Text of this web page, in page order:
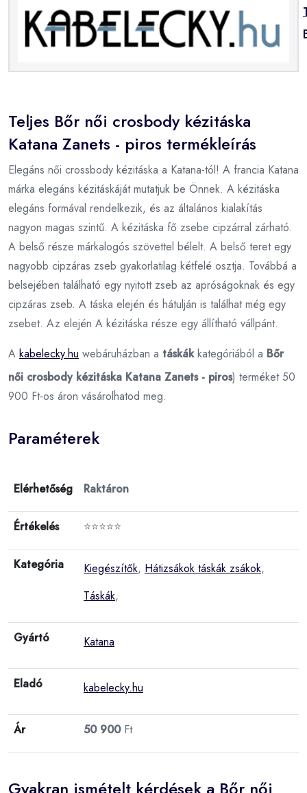
Teljes Bőr női crosbody kézitáska
Katana Zanets - piros termékleírás
Elegáns női crossbody kézitáska a Katana-tól! A francia Katana
márka elegáns kézitáskáját mutatjuk be Önnek. A kézitáska
elegáns formával rendelkezik, és az általános kialakítás
nagyon magas szintű. A kézitáska fő zsebe cipzárral zárható.
A belső része márkalogós szövettel bélelt. A belső teret egy
nagyobb cipzáras zseb gyakorlatilag kétfelé osztja. Továbbá a
belsejében található egy nyitott zseb az apróságoknak és egy
cipzáras zseb. A táska elején és hátulján is találhat még egy
zsebet. Az elején A kézitáska része egy állítható vállpánt.
A kabelecky.hu webáruházban a táskákkategóriából a Bőr
női crosbody kézitáska Katana Zanets - piros) terméket 50
900 Ft-os áron vásárolhatod meg.
Paraméterek
Elérhetőség Raktáron
Értékelés ⭐⭐⭐⭐⭐
Kategória Kiegészítők, Hátizsákok táskák zsákok,
Táskák,
Gyártó Katana
Eladó kabelecky.hu
Ár 50 900Ft